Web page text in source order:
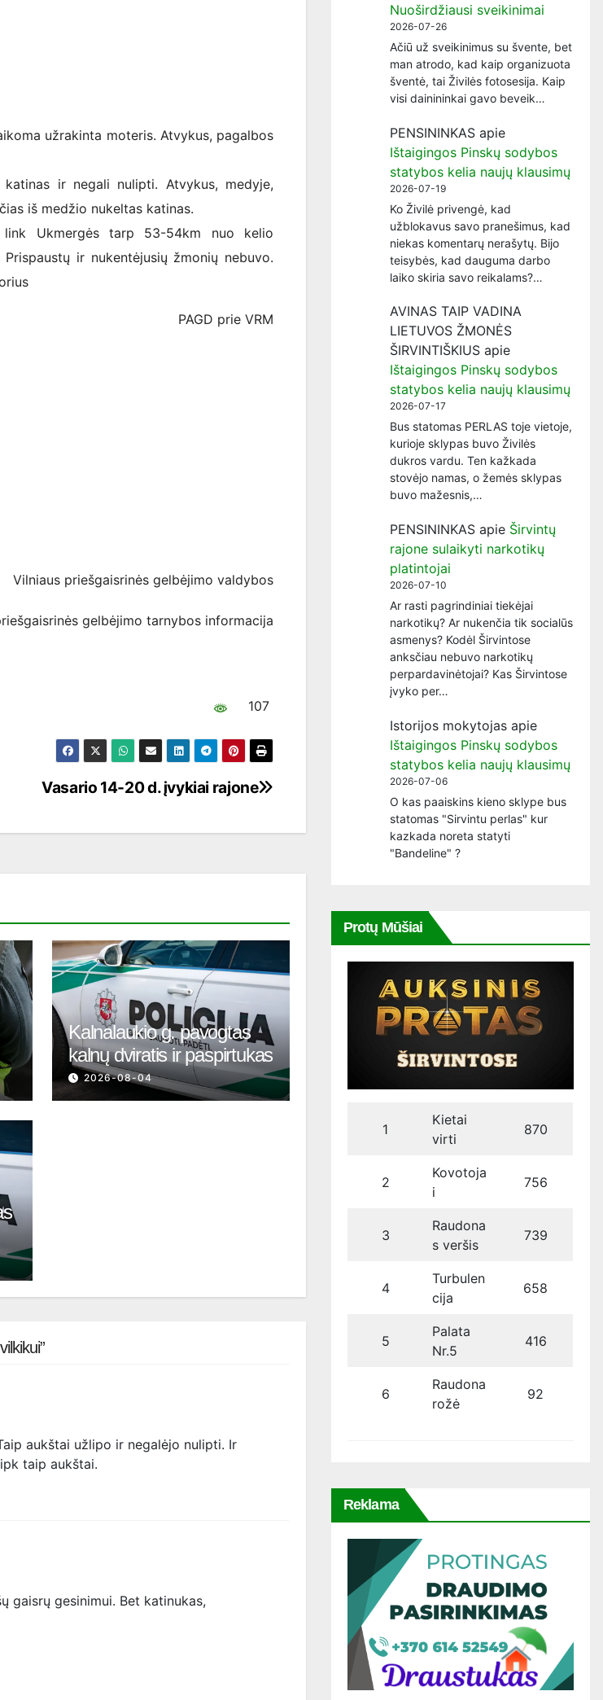
užrakinta moteris. Atvykus, pagalbos
ir negali nulipti. Atvykus, medyje,
iš medžio nukeltas katinas.
link Ukmergės tarp 53-54km nuo kelio
ir nukentėjusių žmonių nebuvo.
PAGD prie VRM
Vilniaus priešgaisrinės gelbėjimo valdybos
gelbėjimo tarnybos informacija
107
Vasario 14-20 d. įvykiai rajone
Kalnalaukio g. pavogtas
kalnų dviratis ir paspirtukas
2026-08-04
aukštai užlipo ir negalėjo nulipti. Ir
taip aukštai.
gaisrų gesinimui. Bet katinukas,
Nuoširdžiausi sveikinimai
2026-07-26
Ačiū už sveikinimus su švente, bet
man atrodo, kad kaip organizuota
šventė, tai Živilės fotosesija. Kaip
visi dainininkai gavo beveik…
PENSININKAS apie
Ištaigingos Pinskų sodybos
statybos kelia naujų klausimų
2026-07-19
Ko Živilė privengė, kad
užblokavus savo pranešimus, kad
niekas komentarų nerašytų. Bijo
teisybės, kad dauguma darbo
laiko skiria savo reikalams?…
AVINAS TAIP VADINA
LIETUVOS ŽMONĖS
ŠIRVINTIŠKIUS apie
Ištaigingos Pinskų sodybos
statybos kelia naujų klausimų
2026-07-17
Bus statomas PERLAS toje vietoje,
kurioje sklypas buvo Živilės
dukros vardu. Ten kažkada
stovėjo namas, o žemės sklypas
buvo mažesnis,…
PENSININKAS apie Širvintų
rajone sulaikyti narkotikų
platintojai
2026-07-10
Ar rasti pagrindiniai tiekėjai
narkotikų? Ar nukenčia tik socialūs
asmenys? Kodėl Širvintose
anksčiau nebuvo narkotikų
perpardavinėtojai? Kas Širvintose
įvyko per…
Istorijos mokytojas apie
Ištaigingos Pinskų sodybos
statybos kelia naujų klausimų
2026-07-06
O kas paaiskins kieno sklype bus
statomas "Sirvintu perlas" kur
kazkada noreta statyti
"Bandeline" ?
Protų Mūšiai
1
Kietai
virti
870
2
Kovotoja
i
756
3
Raudona
s veršis
739
4
Turbulen
cija
658
5
Palata
Nr.5
416
6
Raudona
rožė
92
Reklama